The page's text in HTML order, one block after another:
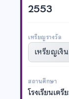
2553
เหรียญรางวัล
เหรียญเงิน
สถานศึกษา
โรงเรียนเต